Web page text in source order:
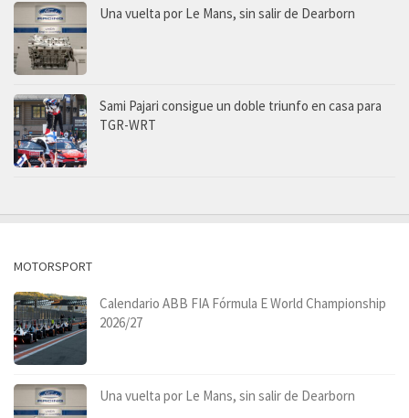
Una vuelta por Le Mans, sin salir de Dearborn
Sami Pajari consigue un doble triunfo en casa para
TGR-WRT
MOTORSPORT
Calendario ABB FIA Fórmula E World Championship
2026/27
Una vuelta por Le Mans, sin salir de Dearborn